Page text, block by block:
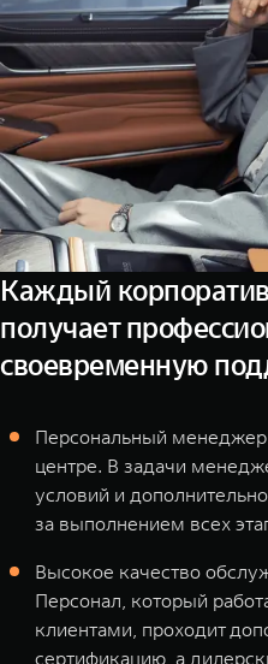
Каждый
получает
своевременную
Персональный
центре. В задачи
условий и
за выполнением всех
Высокое качество
Персонал, который
клиентами, проходит
сертификацию, а